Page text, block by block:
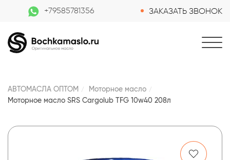
+79585781356 ЗАКАЗАТЬ ЗВОНОК
АВТОМАСЛА ОПТОМ
Моторное масло
Моторное масло SRS Cargolub TFG 10w40 208л